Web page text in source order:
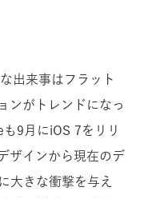
出来事はフラット
ンがトレンドになっ
9月にiOS 7をリリ
ザインから現在のデ
大きな衝撃を与え